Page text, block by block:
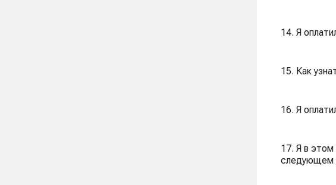
14. Я
15. Как
16. Я
17. Я в этом
следующем